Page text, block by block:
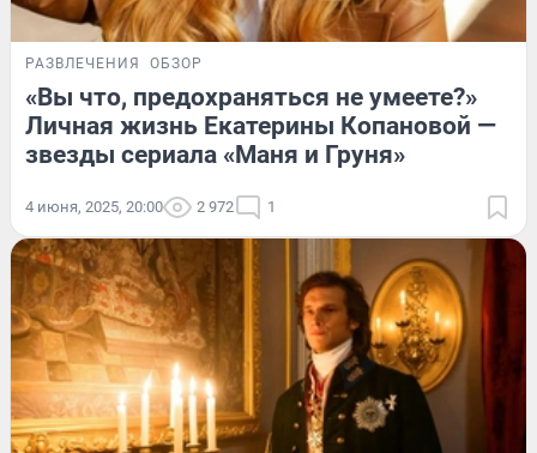
РАЗВЛЕЧЕНИЯ ОБЗОР
«Вы что, предохраняться не умеете?»
Личная жизнь Екатерины Копановой —
звезды сериала «Маня и Груня»
4 июня, 2025, 20:00 2 972 1